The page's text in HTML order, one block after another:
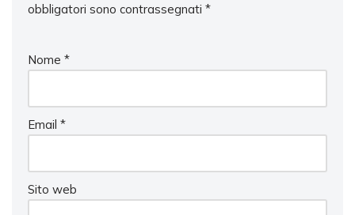
obbligatori sono contrassegnati *
Nome *
Email *
Sito web